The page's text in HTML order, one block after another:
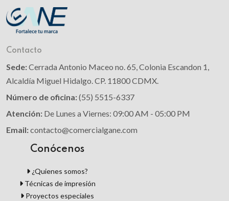
Contacto
Sede:Cerrada Antonio Maceo no. 65, Colonia Escandon 1,
Alcaldía Miguel Hidalgo. CP. 11800 CDMX.
Número de oficina:(55) 5515-6337
Atención: De Lunes a Viernes: 09:00 AM - 05:00 PM
Email:contacto@comercialgane.com
Conócenos
¿Quienes somos?
Técnicas de impresión
Proyectos especiales